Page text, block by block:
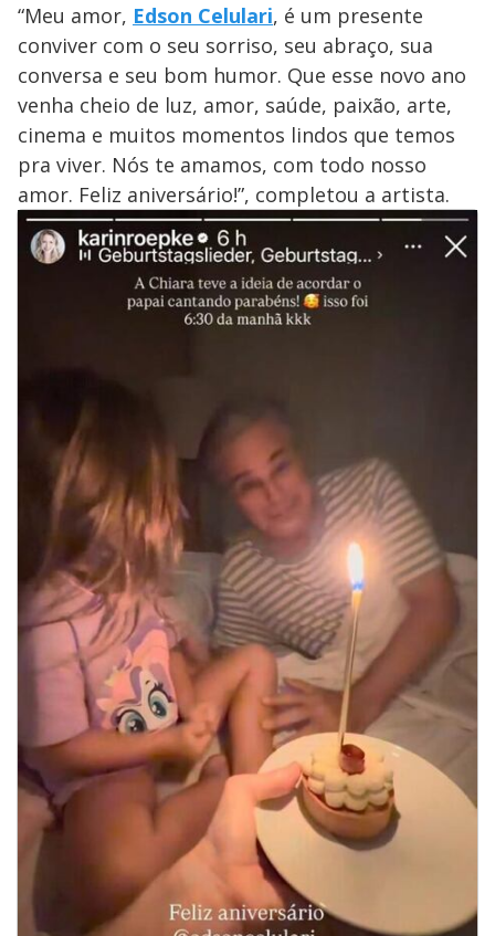
“Meu amor, Edson Celulari, é um presente
conviver com o seu sorriso, seu abraço, sua
conversa e seu bom humor. Que esse novo ano
venha cheio de luz, amor, saúde, paixão, arte,
cinema e muitos momentos lindos que temos
pra viver. Nós te amamos, com todo nosso
amor. Feliz aniversário!”, completou a artista.